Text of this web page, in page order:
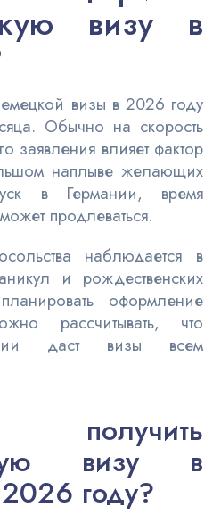
визу в
визы в 2026 году
Обычно на скорость
заявления влияет фактор
наплыве желающих
в Германии, время
продлеваться.
наблюдается в
и рождественских
оформление
рассчитывать, что
даст визы всем
визу в
году?